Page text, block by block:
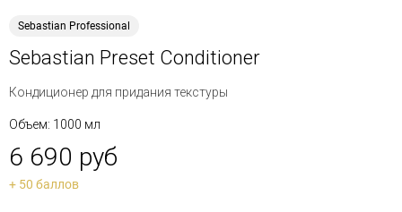
Sebastian Professional
Sebastian Preset Conditioner
Кондиционер для придания текстуры
Объем: 1000 мл
6 690 руб
+ 50 баллов